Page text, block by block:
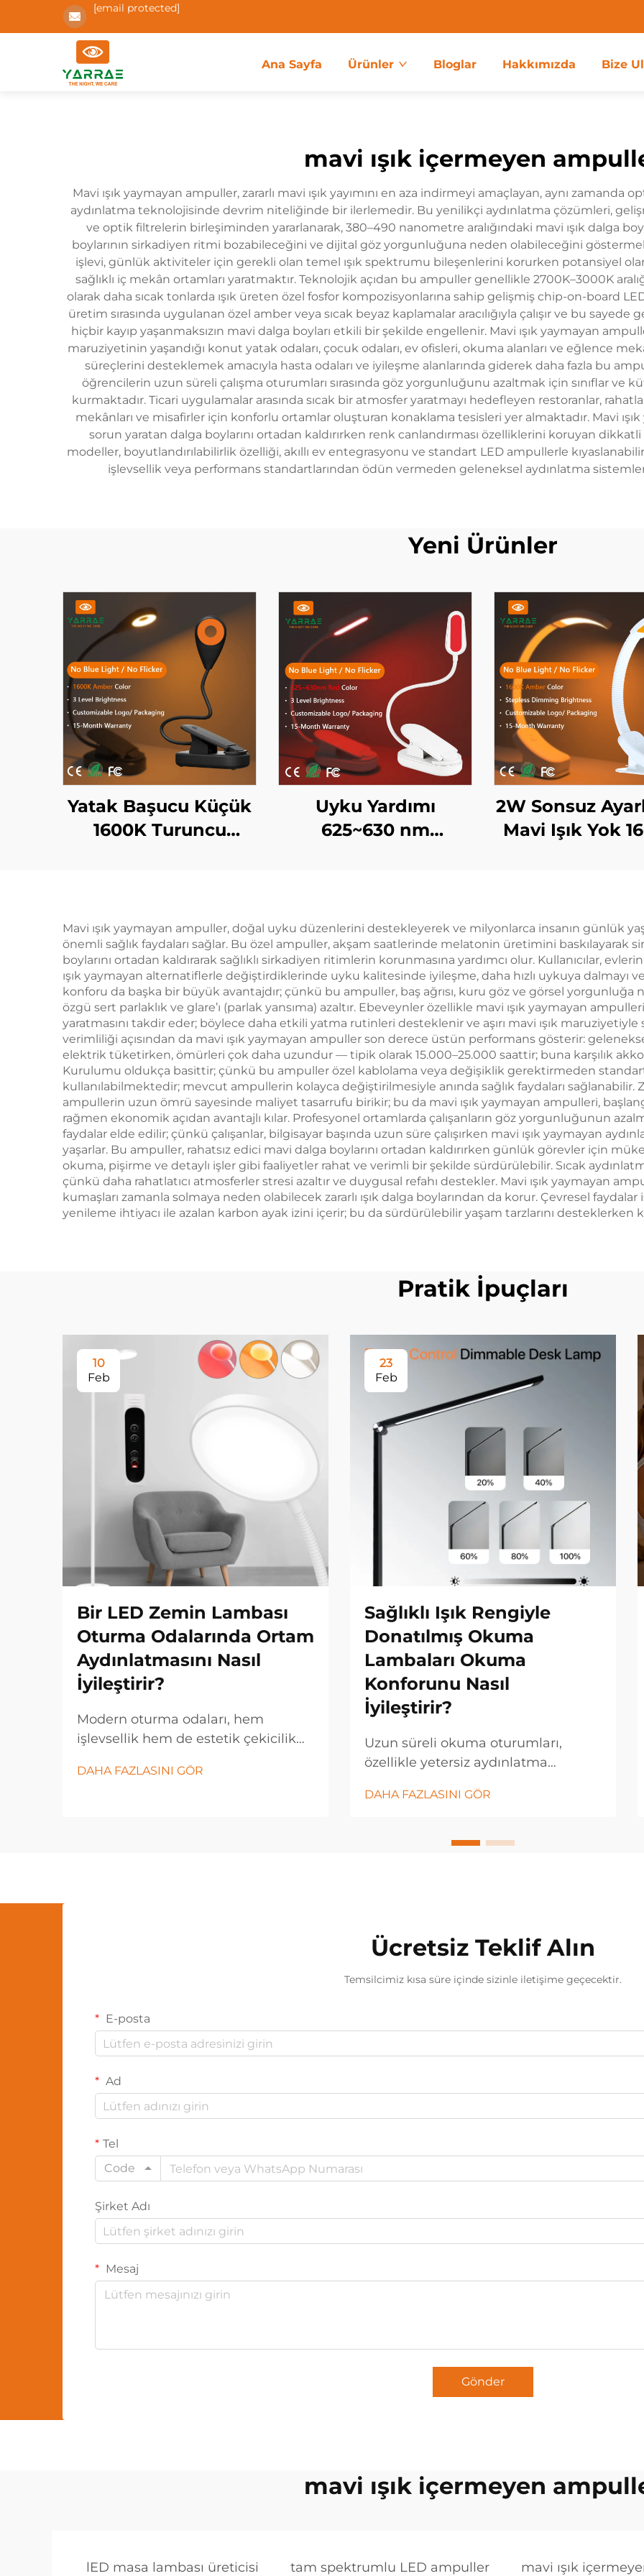
[email protected]
Ana Sayfa Ürünler Bloglar Hakkımızda Bize
mavi ışık içermeyen
Mavi ışık yaymayan ampuller, zararlı mavi ışık yayımını en aza indirmeyi amaçlayan, aynı
aydınlatma teknolojisinde devrim niteliğinde bir ilerlemedir. Bu yenilikçi aydınlatma çözümleri,
ve optik filtrelerin birleşiminden yararlanarak, 380–490 nanometre aralığındaki mavi ışık dalga
boylarının sirkadiyen ritmi bozabileceğini ve dijital göz yorgunluğuna neden olabileceğini
işlevi, günlük aktiviteler için gerekli olan temel ışık spektrumu bileşenlerini korurken potansiyel
sağlıklı iç mekân ortamları yaratmaktır. Teknolojik açıdan bu ampuller genellikle 2700K–3000K
olarak daha sıcak tonlarda ışık üreten özel fosfor kompozisyonlarına sahip gelişmiş chip-on-board
üretim sırasında uygulanan özel amber veya sıcak beyaz kaplamalar aracılığıyla çalışır ve bu sayede
hiçbir kayıp yaşanmaksızın mavi dalga boyları etkili bir şekilde engellenir. Mavi ışık yaymayan
maruziyetinin yaşandığı konut yatak odaları, çocuk odaları, ev ofisleri, okuma alanları ve eğlence
süreçlerini desteklemek amacıyla hasta odaları ve iyileşme alanlarında giderek daha fazla bu
öğrencilerin uzun süreli çalışma oturumları sırasında göz yorgunluğunu azaltmak için sınıflar ve
kurmaktadır. Ticari uygulamalar arasında sıcak bir atmosfer yaratmayı hedefleyen restoranlar,
mekânları ve misafirler için konforlu ortamlar oluşturan konaklama tesisleri yer almaktadır. Mavi
sorun yaratan dalga boylarını ortadan kaldırırken renk canlandırması özelliklerini koruyan
modeller, boyutlandırılabilirlik özelliği, akıllı ev entegrasyonu ve standart LED ampullerle
işlevsellik veya performans standartlarından ödün vermeden geleneksel aydınlatma
Yeni Ürünler
Yatak Başucu Küçük
1600K Turuncu
Uyku Yardımı
625~630 nm
Cisim LED Kitap Işığı
2W Sonsuz
Mavi Işık Yok
Mavi ışık yaymayan ampuller, doğal uyku düzenlerini destekleyerek ve milyonlarca insanın günlük
önemli sağlık faydaları sağlar. Bu özel ampuller, akşam saatlerinde melatonin üretimini baskılayarak
boylarını ortadan kaldırarak sağlıklı sirkadiyen ritimlerin korunmasına yardımcı olur. Kullanıcılar,
ışık yaymayan alternatiflerle değiştirdiklerinde uyku kalitesinde iyileşme, daha hızlı uykuya dalmayı
konforu da başka bir büyük avantajdır; çünkü bu ampuller, baş ağrısı, kuru göz ve görsel yorgunluğa
özgü sert parlaklık ve glare’ı (parlak yansıma) azaltır. Ebeveynler özellikle mavi ışık yaymayan
yaratmasını takdir eder; böylece daha etkili yatma rutinleri desteklenir ve aşırı mavi ışık
verimliliği açısından da mavi ışık yaymayan ampuller son derece üstün performans gösterir:
elektrik tüketirken, ömürleri çok daha uzundur — tipik olarak 15.000–25.000 saattir; buna karşılık
Kurulumu oldukça basittir; çünkü bu ampuller özel kablolama veya değişiklik gerektirmeden
kullanılabilmektedir; mevcut ampullerin kolayca değiştirilmesiyle anında sağlık faydaları
ampullerin uzun ömrü sayesinde maliyet tasarrufu birikir; bu da mavi ışık yaymayan ampulleri,
rağmen ekonomik açıdan avantajlı kılar. Profesyonel ortamlarda çalışanların göz yorgunluğunun
faydalar elde edilir; çünkü çalışanlar, bilgisayar başında uzun süre çalışırken mavi ışık yaymayan
yaşarlar. Bu ampuller, rahatsız edici mavi dalga boylarını ortadan kaldırırken günlük görevler için
okuma, pişirme ve detaylı işler gibi faaliyetler rahat ve verimli bir şekilde sürdürülebilir. Sıcak
çünkü daha rahatlatıcı atmosferler stresi azaltır ve duygusal refahı destekler. Mavi ışık yaymayan
kumaşları zamanla solmaya neden olabilecek zararlı ışık dalga boylarından da korur. Çevresel
yenileme ihtiyacı ile azalan karbon ayak izini içerir; bu da sürdürülebilir yaşam tarzlarını desteklerken
Pratik İpuçları
10
Feb
Bir LED Zemin Lambası
Oturma Odalarında Ortam
Aydınlatmasını Nasıl
İyileştirir?
Modern oturma odaları, hem
işlevsellik hem de estetik çekicilik
çözümleri gerektirir. Bir LED zemin
DAHA FAZLASINI GÖR
23
Feb
Sağlıklı Işık Rengiyle
Donatılmış Okuma
Lambaları Okuma
Konforunu Nasıl
İyileştirir?
Uzun süreli okuma oturumları,
özellikle yetersiz aydınlatma
yorgunluğuna, baş ağrısına ve
kalitesi, görsel konforu, anlama
DAHA FAZLASINI GÖR
Ücretsiz Teklif Alın
Temsilcimiz kısa süre içinde sizinle iletişime geçecektir.
E-posta
Ad
Tel
Code
Şirket Adı
Mesaj
Gönder
mavi ışık içermeyen
lED masa lambası üreticisi tam spektrumlu LED ampuller mavi ışık